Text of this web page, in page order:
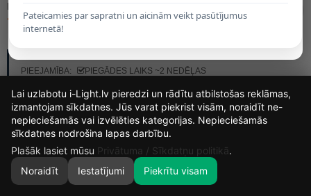
0
MODELIS:
72.75€
PIEEJAMĪBA:
PIEGĀDES LAIKS ~2 NEDĒĻAS
Pateicamies par sapratni un aicinām veikt pasūtījumus
internetā!
13
DIENAS
11
STUNDAS
16
MIN.
25
Lai uzlabotu i-Light.lv pieredzi un rādītu atbilstošas reklāmas,
izmantojam sīkdatnes. Jūs varat piekrist visām, noraidīt ne-
nepieciešamās vai izvēlēties kategorijas. Nepieciešamās
sīkdatnes nodrošina lapas darbību.
Plašāk lasiet mūsu Privātuma / Sīkdatņu politikā.
Noraidīt
Iestatījumi Piekrītu visam